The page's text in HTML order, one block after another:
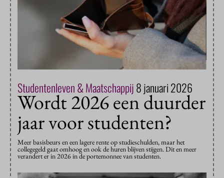
Studentenleven & Maatschappij8 januari 2026
Wordt 2026 een duurder
jaar voor studenten?
Meer basisbeurs en een lagere rente op studieschulden, maar het
collegegeld gaat omhoog en ook de huren blijven stijgen. Dit en meer
verandert er in 2026 in de portemonnee van studenten.